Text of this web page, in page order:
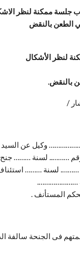
جلسة ممكنة لنظر
الطعن بالنقض
لنظر الأشكال
بالنقض.
/
وكيل عن
رقم ……….. لسنة ………
………. لسنة ………
………………….
المستأنف .
فى الجنحة سالفة